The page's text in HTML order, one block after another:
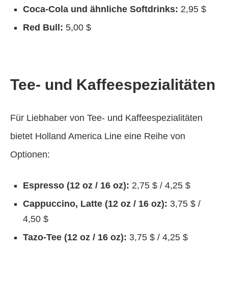
Coca-Cola und ähnliche Softdrinks: 2,95 $
Red Bull: 5,00 $
Tee- und Kaffeespezialitäten
Für Liebhaber von Tee- und Kaffeespezialitäten
bietet Holland America Line eine Reihe von
Optionen:
Espresso (12 oz / 16 oz): 2,75 $ / 4,25 $
Cappuccino, Latte (12 oz / 16 oz): 3,75 $ /
4,50 $
Tazo-Tee (12 oz / 16 oz): 3,75 $ / 4,25 $